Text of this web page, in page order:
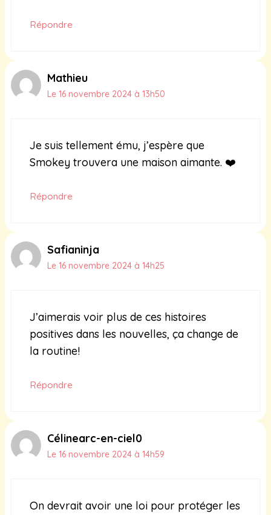
Répondre
Mathieu
Le 16 novembre 2024 à 13h50
Je suis tellement ému, j’espère que
Smokey trouvera une maison aimante. ❤️
Répondre
Safianinja
Le 16 novembre 2024 à 14h25
J’aimerais voir plus de ces histoires
positives dans les nouvelles, ça change de
la routine!
Répondre
Célinearc-en-ciel0
Le 16 novembre 2024 à 14h59
On devrait avoir une loi pour protéger les